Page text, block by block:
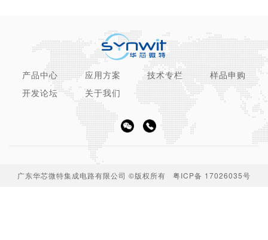
产品中心 应用方案 技术专栏
样品申购
开发论坛
关于我们
广东华芯微特集成电路有限公司 ©版权所有 粤ICP备 17026035号